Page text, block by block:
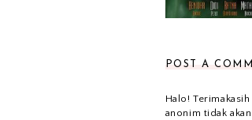
POST A
Halo!
anonim tidak